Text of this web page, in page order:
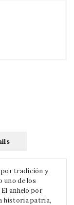
por tradición y
uno de los
anhelo por
historia patria,